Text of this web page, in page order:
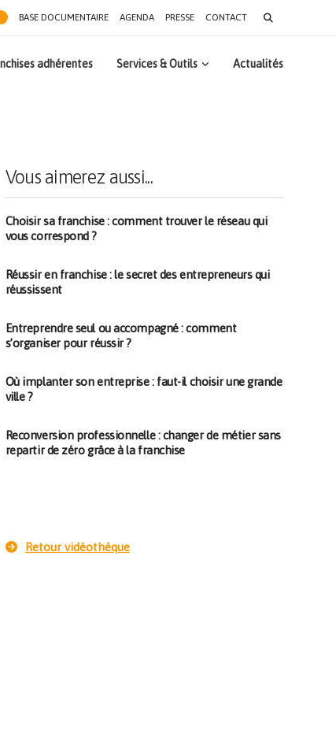
BASE DOCUMENTAIRE AGENDA PRESSE CONTACT
Search
for:
adhérentes Services & Outils Actualités
Vous aimerez aussi...
Choisir sa franchise : comment trouver le réseau qui
vous correspond ?
Réussir en franchise : le secret des entrepreneurs qui
réussissent
Entreprendre seul ou accompagné : comment
s’organiser pour réussir ?
Où implanter son entreprise : faut-il choisir une grande
ville ?
Reconversion professionnelle : changer de métier sans
repartir de zéro grâce à la franchise
Retour vidéothèque